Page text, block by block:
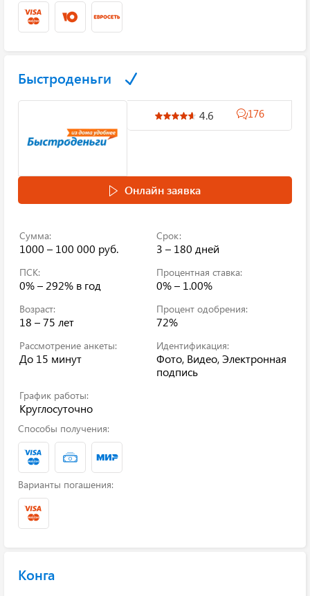
Быстроденьги
4.6 176
Онлайн заявка
Сумма:
1000 – 100 000 руб.
Срок:
3 – 180 дней
ПСК:
0% – 292% в год
Процентная ставка:
0% – 1.00%
Возраст:
18 – 75 лет
Процент одобрения:
72%
Рассмотрение анкеты:
До 15 минут
Идентификация:
Фото, Видео, Электронная
подпись
График работы:
Круглосуточно
Способы получения:
Варианты погашения:
Конга